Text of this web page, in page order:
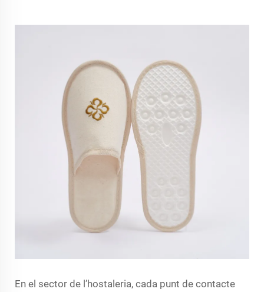
En el sector de l’hostaleria, cada punt de contacte